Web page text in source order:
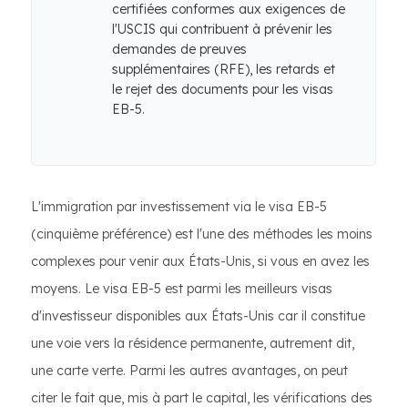
certifiées conformes aux exigences de
l'USCIS qui contribuent à prévenir les
demandes de preuves
supplémentaires (RFE), les retards et
le rejet des documents pour les visas
EB-5.
L'immigration par investissement via le visa EB-5
(cinquième préférence) est l'une des méthodes les moins
complexes pour venir aux États-Unis, si vous en avez les
moyens. Le visa EB-5 est parmi les meilleurs visas
d'investisseur disponibles aux États-Unis car il constitue
une voie vers la résidence permanente, autrement dit,
une carte verte. Parmi les autres avantages, on peut
citer le fait que, mis à part le capital, les vérifications des